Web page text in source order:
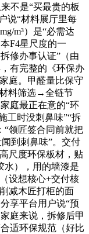
不是“买最贵的板
说“材料展厅里每
m³）是“必需达
F4星尺度的一
修办事认证”（由
有完整的《环保办
庭。甲醛量比保守
料筛选→全链节
庭最正在意的“环
工时没刺鼻味”“拆
领匠签合同前就把
到刺鼻味”。交付
尺度环保板材，贴
水），用的墙漆是
设想核心+交付核
减木匠打柜的面
享平台用户说“预
庭来说，拆修后甲
适环保规范（好比